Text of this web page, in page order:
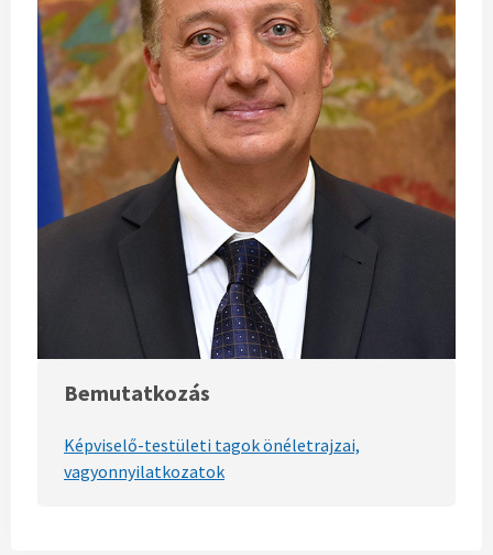
Bemutatkozás
Képviselő-testületi tagok önéletrajzai,
vagyonnyilatkozatok